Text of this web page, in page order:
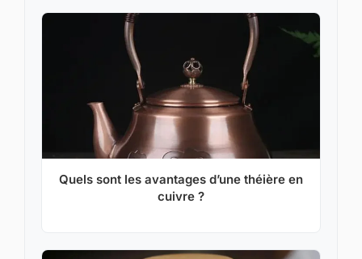
Quels sont les avantages d’une théière en
cuivre ?